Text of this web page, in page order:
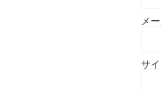
メ
サイ